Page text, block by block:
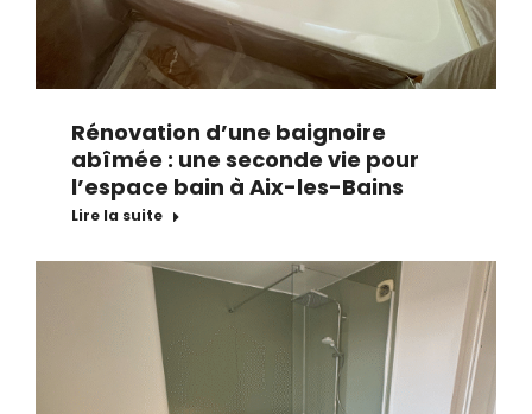
Rénovation d’une baignoire
abîmée : une seconde vie pour
l’espace bain à Aix-les-Bains
Lire la suite